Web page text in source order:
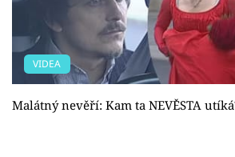
VIDEA
Malátný nevěří: Kam ta NEVĚSTA